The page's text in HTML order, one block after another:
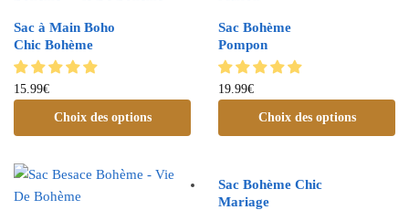
Sac à Main Boho
Chic Bohème
15.99€
Choix des options
Sac Bohème
Pompon
19.99€
Choix des options
Sac Bohème Chic
Mariage